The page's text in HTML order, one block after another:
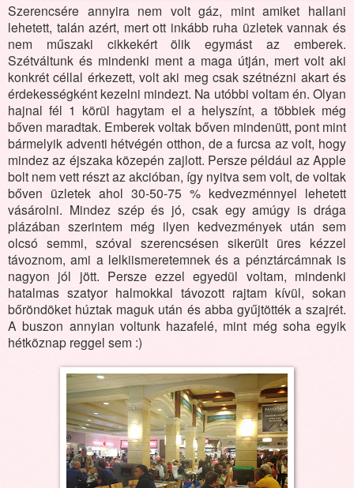
Szerencsére annyira nem volt gáz, mint amiket hallani
lehetett, talán azért, mert ott inkább ruha üzletek vannak és
nem műszaki cikkekért ölik egymást az emberek.
Szétváltunk és mindenki ment a maga útján, mert volt aki
konkrét céllal érkezett, volt aki meg csak szétnézni akart és
érdekességként kezelni mindezt. Na utóbbi voltam én. Olyan
hajnal fél 1 körül hagytam el a helyszínt, a többiek még
bőven maradtak. Emberek voltak bőven mindenütt, pont mint
bármelyik adventi hétvégén otthon, de a furcsa az volt, hogy
mindez az éjszaka közepén zajlott. Persze például az Apple
bolt nem vett részt az akcióban, így nyitva sem volt, de voltak
bőven üzletek ahol 30-50-75 % kedvezménnyel lehetett
vásárolni. Mindez szép és jó, csak egy amúgy is drága
plázában szerintem még ilyen kedvezmények után sem
olcsó semmi, szóval szerencsésen sikerült üres kézzel
távoznom, ami a lelkiismeretemnek és a pénztárcámnak is
nagyon jól jött. Persze ezzel egyedül voltam, mindenki
hatalmas szatyor halmokkal távozott rajtam kívül, sokan
bőröndöket húztak maguk után és abba gyűjtötték a szajrét.
A buszon annyian voltunk hazafelé, mint még soha egyik
hétköznap reggel sem :)